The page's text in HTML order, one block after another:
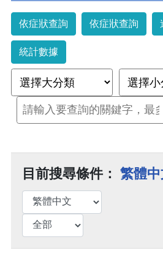
依症狀查詢 依症狀查詢
統計數據
目前搜尋條件： 繁體